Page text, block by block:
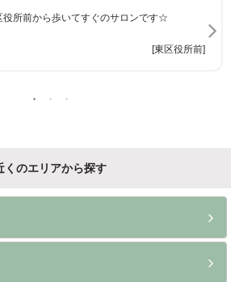
役所前から歩いてすぐのサロンです☆
[東区役所前]
くのエリアから探す